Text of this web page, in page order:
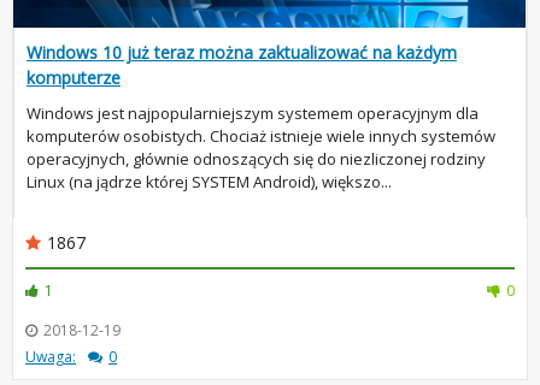
Windows 10 już teraz można zaktualizować na każdym
komputerze
Windows jest najpopularniejszym systemem operacyjnym dla
komputerów osobistych. Chociaż istnieje wiele innych systemów
operacyjnych, głównie odnoszących się do niezliczonej rodziny
Linux (na jądrze której SYSTEM Android), większo...
1867
1
0
2018-12-19
Uwaga:
0